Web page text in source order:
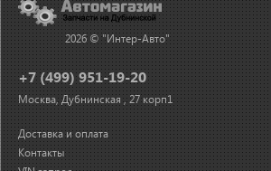
2026 © "Интер-Авто"
+7 (499) 951-19-20
Москва, Дубнинская , 27 корп1
Доставка и оплата
Контакты